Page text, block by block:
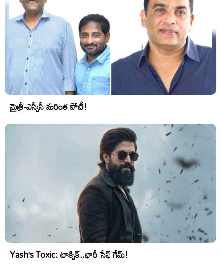
మైత్రీ-ఎస్వీసీ మరింత పోటీ!
Yash’s Toxic: టాక్సిక్..భారీ సేఫ్ గేమ్!